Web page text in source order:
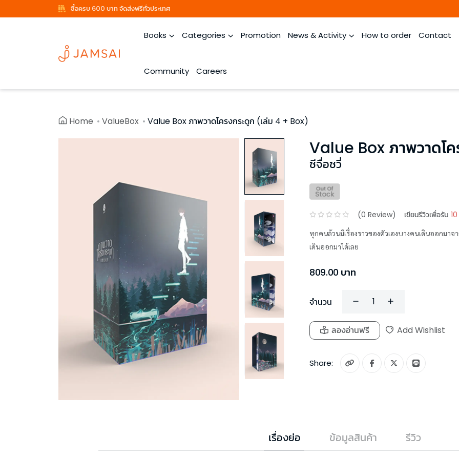
ซื้อครบ 600 บาท จัดส่งฟรีทั่วประเทศ
Books Categories Promotion News & Activity How to order Contact
Community Careers
Home ValueBox Value Box ภาพวาดโครงกระดูก (เล่ม 4 + Box)
Value Box ภาพวาดโ
ซีจื่อซวี่
(0 Review) เขียนรีวิวเพื่อรับ
ทุกคนล้วนมีเรื่องราวของตัวเองบางคนเดินออกมา
เดินออกมาได้เลย
809.00 บาท
จำนวน
ลองอ่านฟรี Add Wishlist
Share:
เรื่องย่อ ข้อมูลสินค้า รีวิว